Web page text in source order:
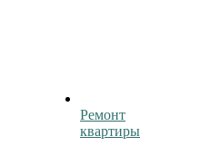
Ремонт
квартиры